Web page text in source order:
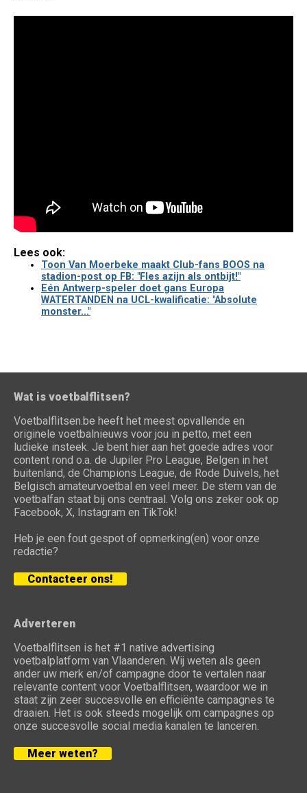
Lees ook:
Toon Van Moerbeke maakt Club-fans BOOS na
stadion-post op FB: "Fles azijn als ontbijt!"
Eén Antwerp-speler doet gans Europa
WATERTANDEN na UCL-kwalificatie: "Absolute
monster..."
Wat is voetbalflitsen?
Voetbalflitsen.be heeft het meest opvallende en
originele voetbalnieuws voor jou in petto, met een
ludieke insteek. Je bent hier aan het goede adres voor
content rond o.a. de Jupiler Pro League, Belgen in het
buitenland, de Champions League, de Rode Duivels, het
Belgisch amateurvoetbal en veel meer. De stem van de
voetbalfan staat bij ons centraal. Volg ons zeker ook op
Facebook, X, Instagram en TikTok!
Heb je een fout gespot of opmerking(en) voor onze
redactie?
Contacteer ons!
Adverteren
Voetbalflitsen is het #1 native advertising
voetbalplatform van Vlaanderen. Wij weten als geen
ander uw merk en/of campagne door te vertalen naar
relevante content voor Voetbalflitsen, waardoor we in
staat zijn zeer succesvolle en efficiënte campagnes te
draaien. Het is ook steeds mogelijk om campagnes op
onze succesvolle social media kanalen te lanceren.
Meer weten?